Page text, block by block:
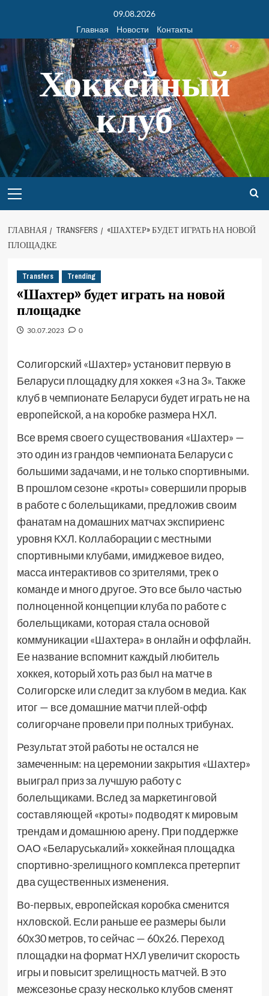
09.08.2026
Главная
Новости Контакты
Хоккейный
клуб
ГЛАВНАЯ TRANSFERS
«ШАХТЕР» БУДЕТ ИГРАТЬ НА НОВОЙ
ПЛОЩАДКЕ
Transfers Trending
«Шахтер» будет играть на новой
площадке
30.07.2023 0
Солигорский «Шахтер» установит первую в
Беларуси площадку для хоккея «3 на 3». Также
клуб в чемпионате Беларуси будет играть не на
европейской, а на коробке размера НХЛ.
Все время своего существования «Шахтер» —
это один из грандов чемпионата Беларуси с
большими задачами, и не только спортивными.
В прошлом сезоне «кроты» совершили прорыв
в работе с болельщиками, предложив своим
фанатам на домашних матчах экспириенс
уровня КХЛ. Коллаборации с местными
спортивными клубами, имиджевое видео,
масса интерактивов со зрителями, трек о
команде и много другое. Это все было частью
полноценной концепции клуба по работе с
болельщиками, которая стала основой
коммуникации «Шахтера» в онлайн и оффлайн.
Ее название вспомнит каждый любитель
хоккея, который хоть раз был на матче в
Солигорске или следит за клубом в медиа. Как
итог — все домашние матчи плей-офф
солигорчане провели при полных трибунах.
Результат этой работы не остался не
замеченным: на церемонии закрытия «Шахтер»
выиграл приз за лучшую работу с
болельщиками. Вслед за маркетинговой
составляющей «кроты» подводят к мировым
трендам и домашнюю арену. При поддержке
ОАО «Беларуськалий» хоккейная площадка
спортивно-зрелищного комплекса претерпит
два существенных изменения.
Во-первых, европейская коробка сменится
нхловской. Если раньше ее размеры были
60х30 метров, то сейчас — 60х26. Переход
площадки на формат НХЛ увеличит скорость
игры и повысит зрелищность матчей. В это
межсезонье сразу несколько клубов сменят